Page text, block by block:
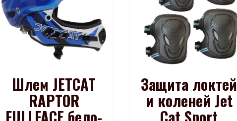
Шлем JETCAT
RAPTOR
Защита локтей
и коленей Jet